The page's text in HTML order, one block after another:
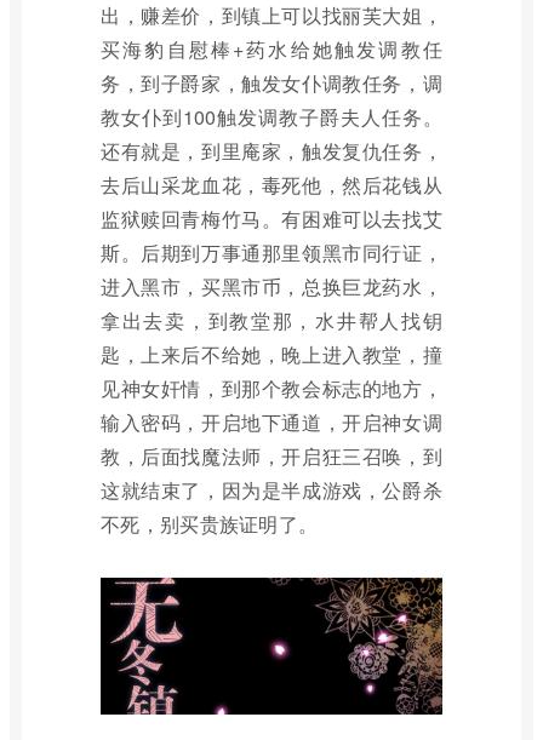
出，赚差价，到镇上可以找丽芙大姐，
买海豹自慰棒+药水给她触发调教任
务，到子爵家，触发女仆调教任务，调
教女仆到100触发调教子爵夫人任务。
还有就是，到里庵家，触发复仇任务，
去后山采龙血花，毒死他，然后花钱从
监狱赎回青梅竹马。有困难可以去找艾
斯。后期到万事通那里领黑市同行证，
进入黑市，买黑市币，总换巨龙药水，
拿出去卖，到教堂那，水井帮人找钥
匙，上来后不给她，晚上进入教堂，撞
见神女奸情，到那个教会标志的地方，
输入密码，开启地下通道，开启神女调
教，后面找魔法师，开启狂三召唤，到
这就结束了，因为是半成游戏，公爵杀
不死，别买贵族证明了。